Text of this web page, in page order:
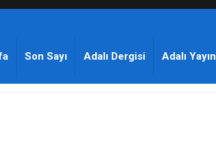
Son Sayı Adalı Dergisi Adalı